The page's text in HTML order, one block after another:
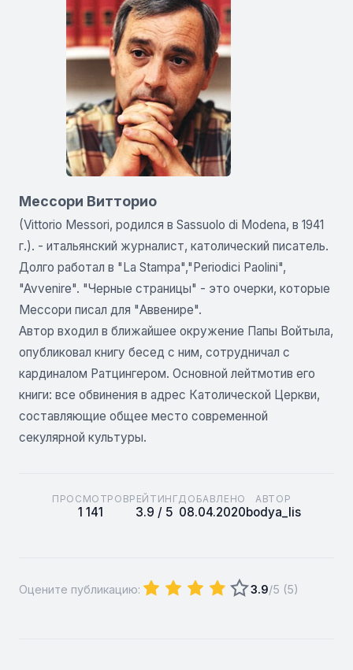
Мессори Витторио
(Vittorio Messori, родился в Sassuolo di Modena, в 1941
г.). - итальянский журналист, католический писатель.
Долго работал в "La Stampa","Periodici Paolini",
"Avvenire". "Черные страницы" - это очерки, которые
Мессори писал для "Аввенире".
Автор входил в ближайшее окружение Папы Войтыла,
опубликовал книгу бесед с ним, сотрудничал с
кардиналом Ратцингером. Основной лейтмотив его
книги: все обвинения в адрес Католической Церкви,
составляющие общее место современной
секулярной культуры.
ПРОСМОТРОВ
1 141
РЕЙТИНГ
3.9 / 5
ДОБАВЛЕНО
08.04.2020
АВТОР
bodya_lis
Оцените публикацию: 3.9/5 (5)